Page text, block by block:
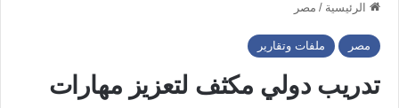
الرئيسية / مصر
مصر ملفات وتقارير
تدريب دولي مكثف لتعزيز مهارات